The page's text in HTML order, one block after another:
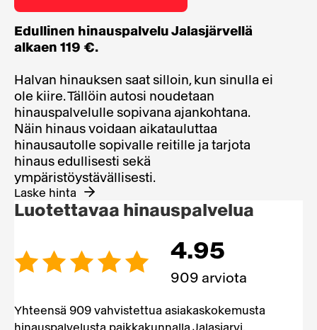
Edullinen hinauspalvelu Jalasjärvellä
alkaen 119 €.
Halvan hinauksen saat silloin, kun sinulla ei
ole kiire. Tällöin autosi noudetaan
hinauspalvelulle sopivana ajankohtana.
Näin hinaus voidaan aikatauluttaa
hinausautolle sopivalle reitille ja tarjota
hinaus edullisesti sekä
ympäristöystävällisesti.
Laske hinta